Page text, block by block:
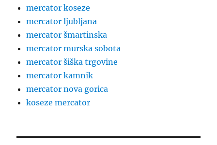
mercator koseze
mercator ljubljana
mercator šmartinska
mercator murska sobota
mercator šiška trgovine
mercator kamnik
mercator nova gorica
koseze mercator